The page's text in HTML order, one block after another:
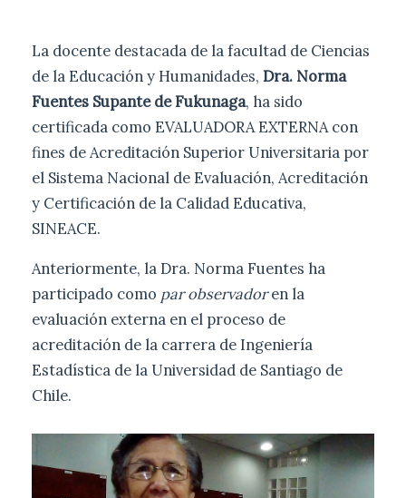
La docente destacada de la facultad de Ciencias
de la Educación y Humanidades, Dra. Norma
Fuentes Supante de Fukunaga, ha sido
certificada como EVALUADORA EXTERNA con
fines de Acreditación Superior Universitaria por
el Sistema Nacional de Evaluación, Acreditación
y Certificación de la Calidad Educativa,
SINEACE.
Anteriormente, la Dra. Norma Fuentes ha
participado como par observadoren la
evaluación externa en el proceso de
acreditación de la carrera de Ingeniería
Estadística de la Universidad de Santiago de
Chile.